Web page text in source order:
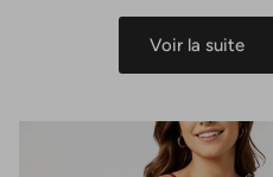
Voir la suite